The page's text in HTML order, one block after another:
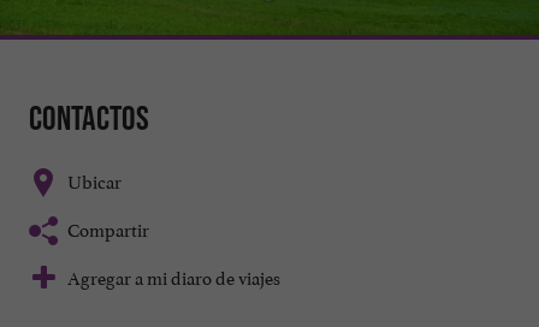
Contactos
Ubicar
Compartir
Agregar a mi diaro de viajes